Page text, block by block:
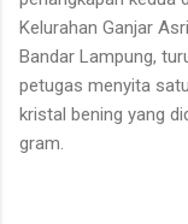
Kelurahan Ganjar
Bandar Lampung,
petugas menyita
kristal bening yang
gram.